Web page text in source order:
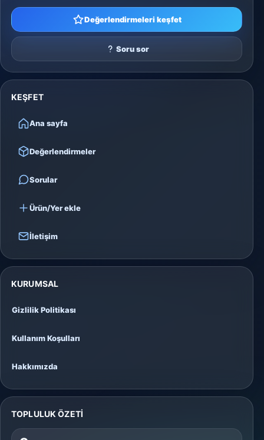
Değerlendirmeleri keşfet
Soru sor
KEŞFET
Ana sayfa
Değerlendirmeler
Sorular
Ürün/Yer ekle
İletişim
KURUMSAL
Gizlilik Politikası
Kullanım Koşulları
Hakkımızda
TOPLULUK ÖZETI